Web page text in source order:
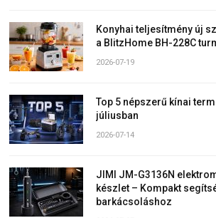
Konyhai teljesítmény új
a BlitzHome BH-228C
2026-07-19
Top 5 népszerű kínai
júliusban
2026-07-14
JIMI JM-G3136N
készlet – Kompakt
barkácsoláshoz